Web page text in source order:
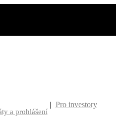
a prohlášení
| Pro investory